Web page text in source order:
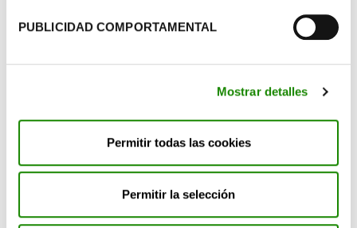
PUBLICIDAD COMPORTAMENTAL
Mostrar detalles
Permitir todas las cookies
Permitir la selección
«Ha habido otros momentos de
calentamiento global, pero en este el
planeta no está teniendo tiempo de